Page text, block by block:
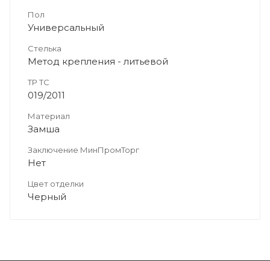
Пол
Универсальный
Стелька
Метод крепления - литьевой
ТР ТС
019/2011
Материал
Замша
Заключение МинПромТорг
Нет
Цвет отделки
Черный